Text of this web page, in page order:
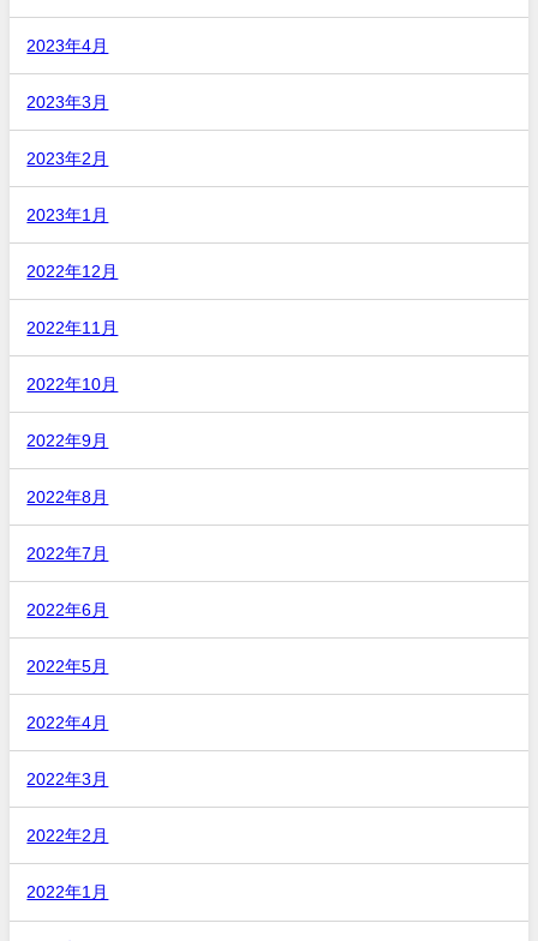
2023年4月
2023年3月
2023年2月
2023年1月
2022年12月
2022年11月
2022年10月
2022年9月
2022年8月
2022年7月
2022年6月
2022年5月
2022年4月
2022年3月
2022年2月
2022年1月